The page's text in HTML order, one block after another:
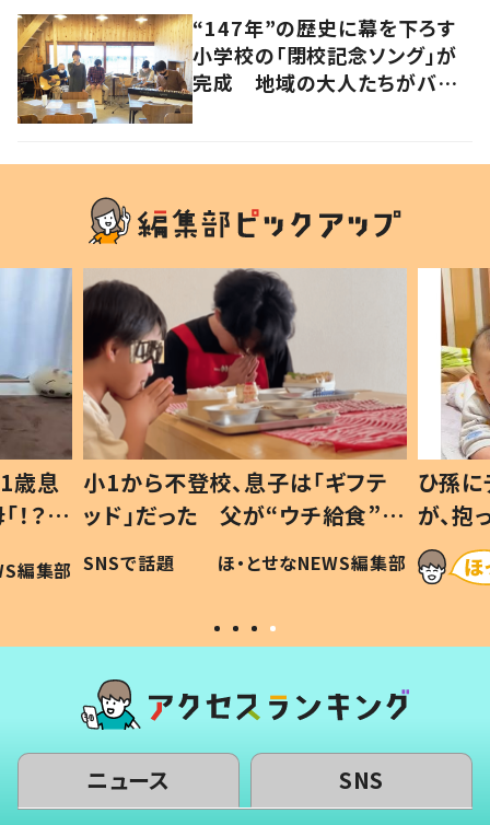
“147年”の歴史に幕を下ろす
小学校の「閉校記念ソング」が
完成 地域の大人たちがバン
歳息
？」
編集部
小1から不登校、息子は「ギフテ
ッド」だった 父が“ウチ給食”を
作り続ける理由とは #令和の親
#令和の子
SNSで話題 ほ・とせなNEWS編集部
ひ孫
が、
「涙が
い」
ニュース SNS